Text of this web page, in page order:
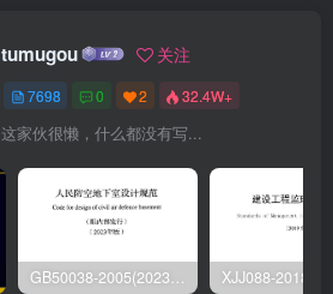
tumugou 关注
7698 0 2 32.4W+
这家伙很懒，什么都没有写...
GB50038-2005(2023版)–人民防空地下室设计规范